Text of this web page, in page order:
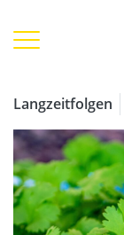
Langzeitfolgen